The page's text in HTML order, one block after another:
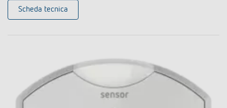
Scheda tecnica